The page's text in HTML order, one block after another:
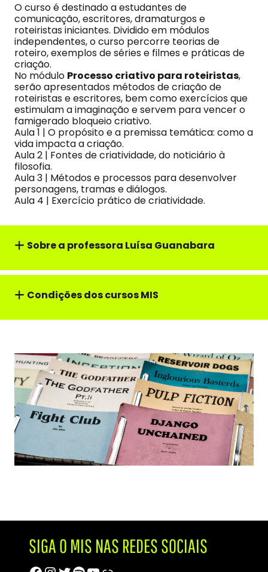
O curso é destinado a estudantes de
comunicação, escritores, dramaturgos e
roteiristas iniciantes. Dividido em módulos
independentes, o curso percorre teorias de
roteiro, exemplos de séries e filmes e práticas de
criação.
No módulo Processo criativo para roteiristas,
serão apresentados métodos de criação de
roteiristas e escritores, bem como exercícios que
estimulam a imaginação e servem para vencer o
famigerado bloqueio criativo.
Aula 1 | O propósito e a premissa temática: como a
vida impacta a criação.
Aula 2 | Fontes de criatividade, do noticiário à
filosofia.
Aula 3 | Métodos e processos para desenvolver
personagens, tramas e diálogos.
Aula 4 | Exercício prático de criatividade.
Sobre a professora Luísa Guanabara
Condições dos cursos MIS
SIGA O MIS NAS REDES SOCIAIS